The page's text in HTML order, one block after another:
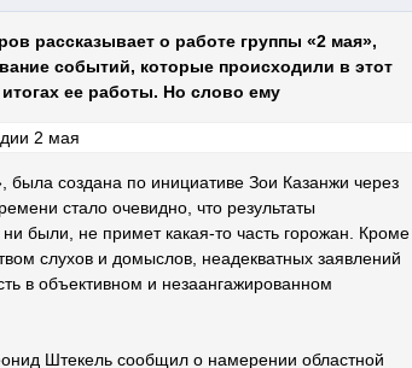
рассказывает о работе группы «2 мая»,
событий, которые происходили в этот
ее работы. Но слово ему
создана по инициативе Зои Казанжи через
стало очевидно, что результаты
были, не примет какая-то часть горожан. Кроме
слухов и домыслов, неадекватных заявлений
в объективном и незаангажированном
Штекель сообщил о намерении областной